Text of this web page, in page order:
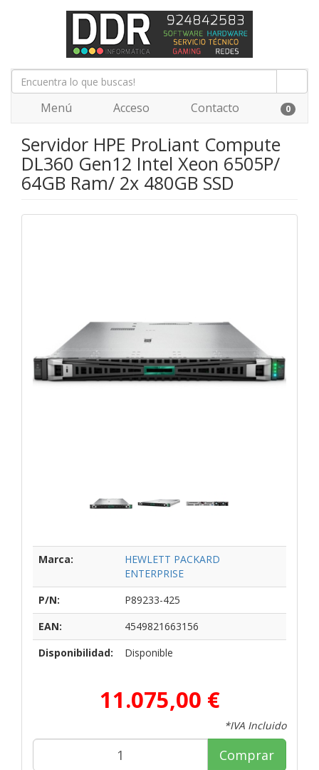
Menú Acceso Contacto 0
Servidor HPE ProLiant Compute
DL360 Gen12 Intel Xeon 6505P/
64GB Ram/ 2x 480GB SSD
Marca:
HEWLETT PACKARD
ENTERPRISE
P/N:
P89233-425
EAN:
4549821663156
Disponibilidad:
Disponible
11.075,00 €
*IVA Incluido
Comprar